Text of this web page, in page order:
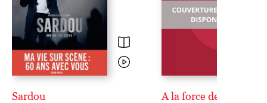
Sardou A la force des mots